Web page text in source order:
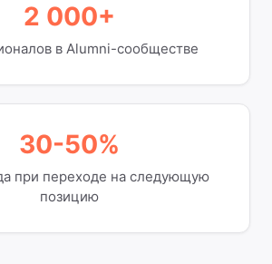
2 000+
в Alumni-сообществе
30-50%
при переходе на следующую
позицию